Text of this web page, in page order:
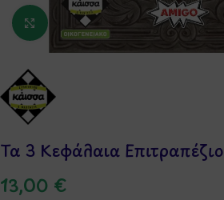
Κάντε κλικ για μεγέθυνση
Τα 3 Κεφάλαια Επιτραπέζιο
13,00 €